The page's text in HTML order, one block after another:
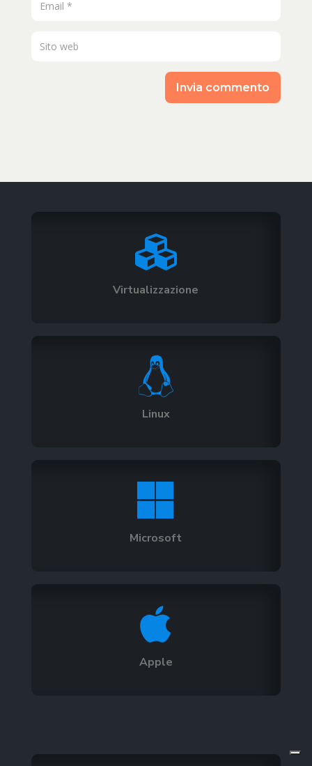
Invia commento

Virtualizzazione

Linux

Microsoft

Apple